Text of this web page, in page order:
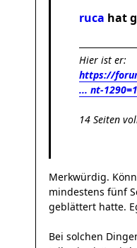
ruca hat
Hier ist er:
https://
... nt-
14 Seiten
Merkwürdig.
mindestens fünf
geblättert hatte.
Bei solchen